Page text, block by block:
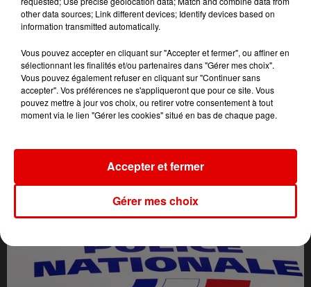
L'ACTU DES ARDENNES
other data sources; Link different devices; Identify devices based on
information transmitted automatically.
Vous pouvez accepter en cliquant sur "Accepter et fermer", ou affiner en
sélectionnant les finalités et/ou partenaires dans "Gérer mes choix".
Vous pouvez également refuser en cliquant sur "Continuer sans
accepter". Vos préférences ne s'appliqueront que pour ce site. Vous
pouvez mettre à jour vos choix, ou retirer votre consentement à tout
moment via le lien "Gérer les cookies" situé en bas de chaque page.
Gérer mes choix
Accepter et fermer